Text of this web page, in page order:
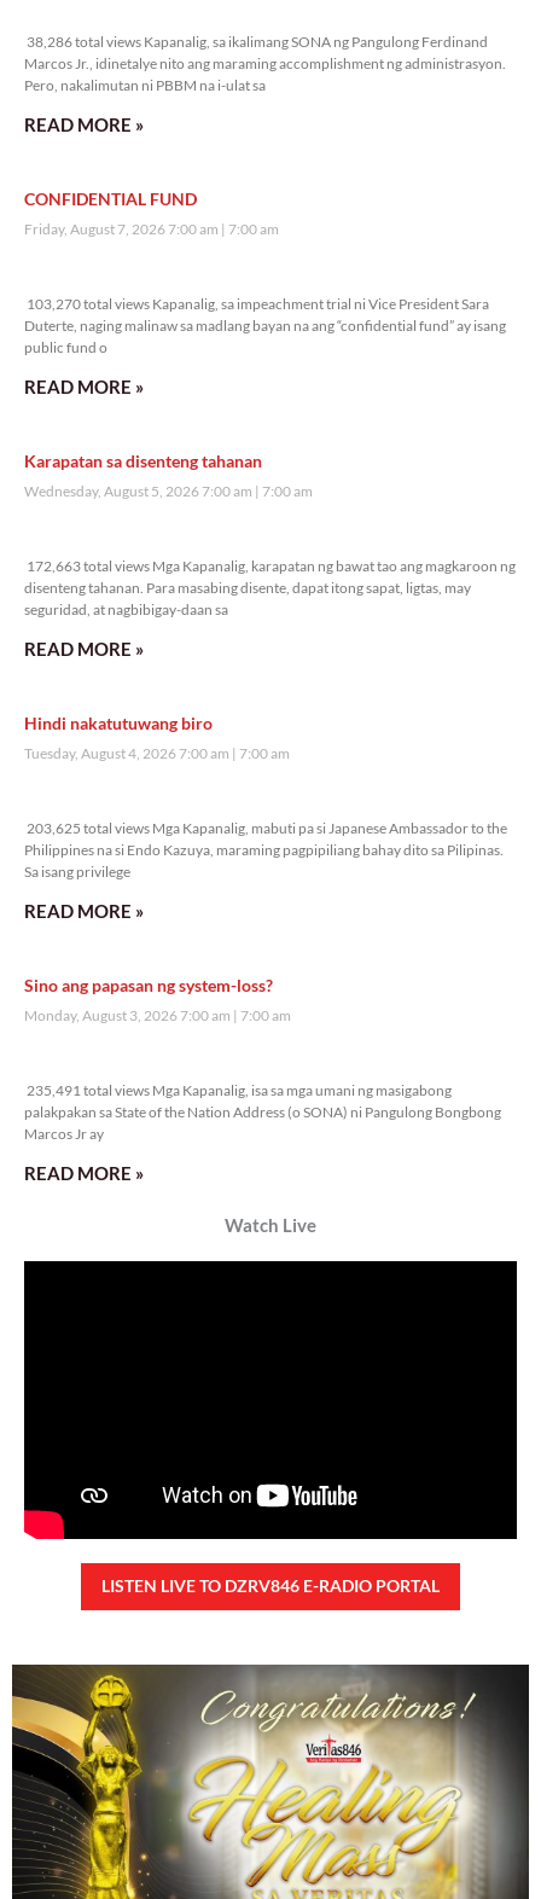
38,286 total views Kapanalig, sa ikalimang SONA ng Pangulong Ferdinand
Marcos Jr., idinetalye nito ang maraming accomplishment ng administrasyon.
Pero, nakalimutan ni PBBM na i-ulat sa
READ MORE »
CONFIDENTIAL FUND
Friday, August 7, 2026 7:00 am 7:00 am
103,270 total views Kapanalig, sa impeachment trial ni Vice President Sara
Duterte, naging malinaw sa madlang bayan na ang “confidential fund” ay isang
public fund o
READ MORE »
Karapatan sa disenteng tahanan
Wednesday, August 5, 2026 7:00 am 7:00 am
172,663 total views Mga Kapanalig, karapatan ng bawat tao ang magkaroon ng
disenteng tahanan. Para masabing disente, dapat itong sapat, ligtas, may
seguridad, at nagbibigay-daan sa
READ MORE »
Hindi nakatutuwang biro
Tuesday, August 4, 2026 7:00 am 7:00 am
203,625 total views Mga Kapanalig, mabuti pa si Japanese Ambassador to the
Philippines na si Endo Kazuya, maraming pagpipiliang bahay dito sa Pilipinas.
Sa isang privilege
READ MORE »
Sino ang papasan ng system-loss?
Monday, August 3, 2026 7:00 am 7:00 am
235,491 total views Mga Kapanalig, isa sa mga umani ng masigabong
palakpakan sa State of the Nation Address (o SONA) ni Pangulong Bongbong
Marcos Jr ay
READ MORE »
Watch Live
LISTEN LIVE TO DZRV846 E-RADIO PORTAL